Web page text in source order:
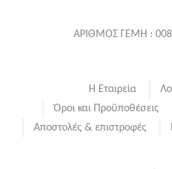
ΑΡΙΘΜΟΣ ΓΕΜΗ :
Η Εταιρεία
Όροι και Προϋποθέσεις
Αποστολές & επιστροφές